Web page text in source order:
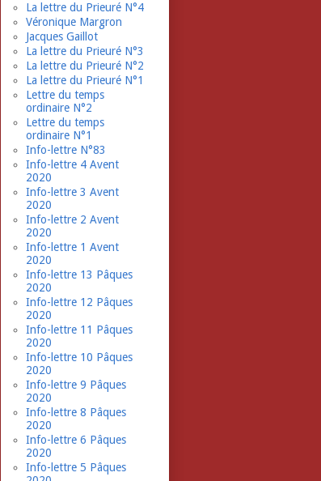
La lettre du Prieuré N°4
Véronique Margron
Jacques Gaillot
La lettre du Prieuré N°3
La lettre du Prieuré N°2
La lettre du Prieuré N°1
Lettre du temps
ordinaire N°2
Lettre du temps
ordinaire N°1
Info-lettre N°83
Info-lettre 4 Avent
2020
Info-lettre 3 Avent
2020
Info-lettre 2 Avent
2020
Info-lettre 1 Avent
2020
Info-lettre 13 Pâques
2020
Info-lettre 12 Pâques
2020
Info-lettre 11 Pâques
2020
Info-lettre 10 Pâques
2020
Info-lettre 9 Pâques
2020
Info-lettre 8 Pâques
2020
Info-lettre 6 Pâques
2020
Info-lettre 5 Pâques